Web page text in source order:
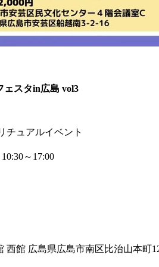
ェスタin広島 vol3
チュアルイベント
～17:00
西館 広島県広島市南区比治山本町